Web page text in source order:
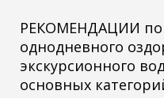
РЕКОМЕНДАЦИИ по
однодневного
экскурсионного
основных